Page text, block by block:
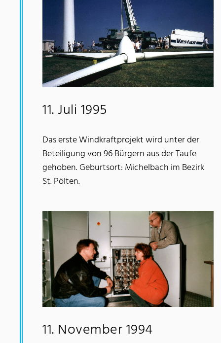
11. Juli 1995
Das erste Windkraftprojekt wird unter der
Beteiligung von 96 Bürgern aus der Taufe
gehoben. Geburtsort: Michelbach im Bezirk
St. Pölten.
11. November 1994